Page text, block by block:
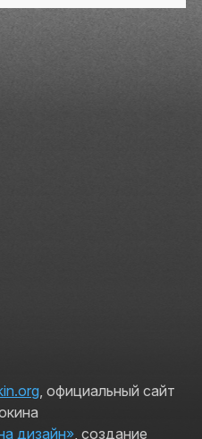
, официальный сайт
дизайн», создание